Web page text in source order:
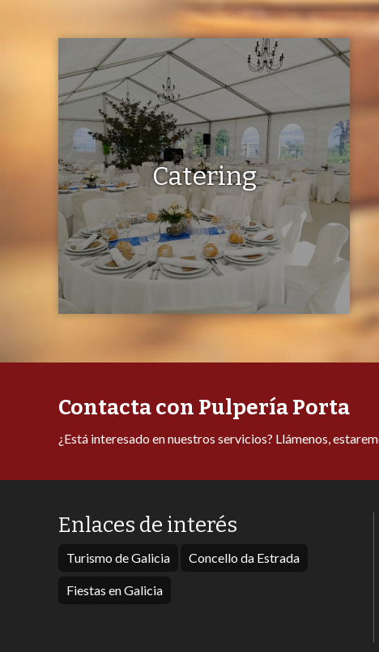
Catering
Contacta con Pulpería Porta
¿Está interesado en nuestros servicios? Llámenos,
Enlaces de interés
Turismo de Galicia Concello da Estrada
Fiestas en Galicia